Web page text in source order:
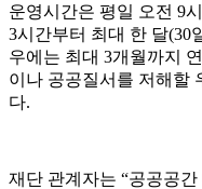
운영시간은 평일 오전 9
3시간부터 최대 한 달(30
우에는 최대 3개월까지
이나 공공질서를 저해할
다.
재단 관계자는 “공공공